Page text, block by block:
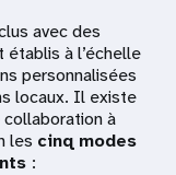
avec des
à l’échelle
personnalisées
locaux. Il existe
à
les cinq modes
: